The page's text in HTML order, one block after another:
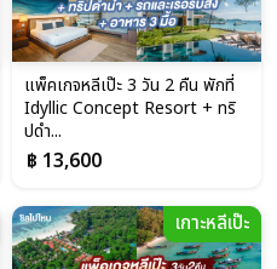
แพ็คเกจหลีเป๊ะ 3 วัน 2 คืน พักที่
Idyllic Concept Resort + ทริ
ปดำ...
฿ 13,600
เกาะหลีเป๊ะ